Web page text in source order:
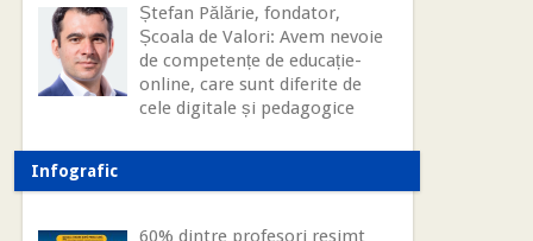
Ștefan Pălărie, fondator,
Școala de Valori: Avem nevoie
de competențe de educație-
online, care sunt diferite de
cele digitale și pedagogice
Infografic
60% dintre profesori resimt